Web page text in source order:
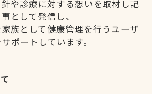
や診療に対する想いを取材し記
事として発信し、
族として健康管理を行うユーザ
ポートしています。